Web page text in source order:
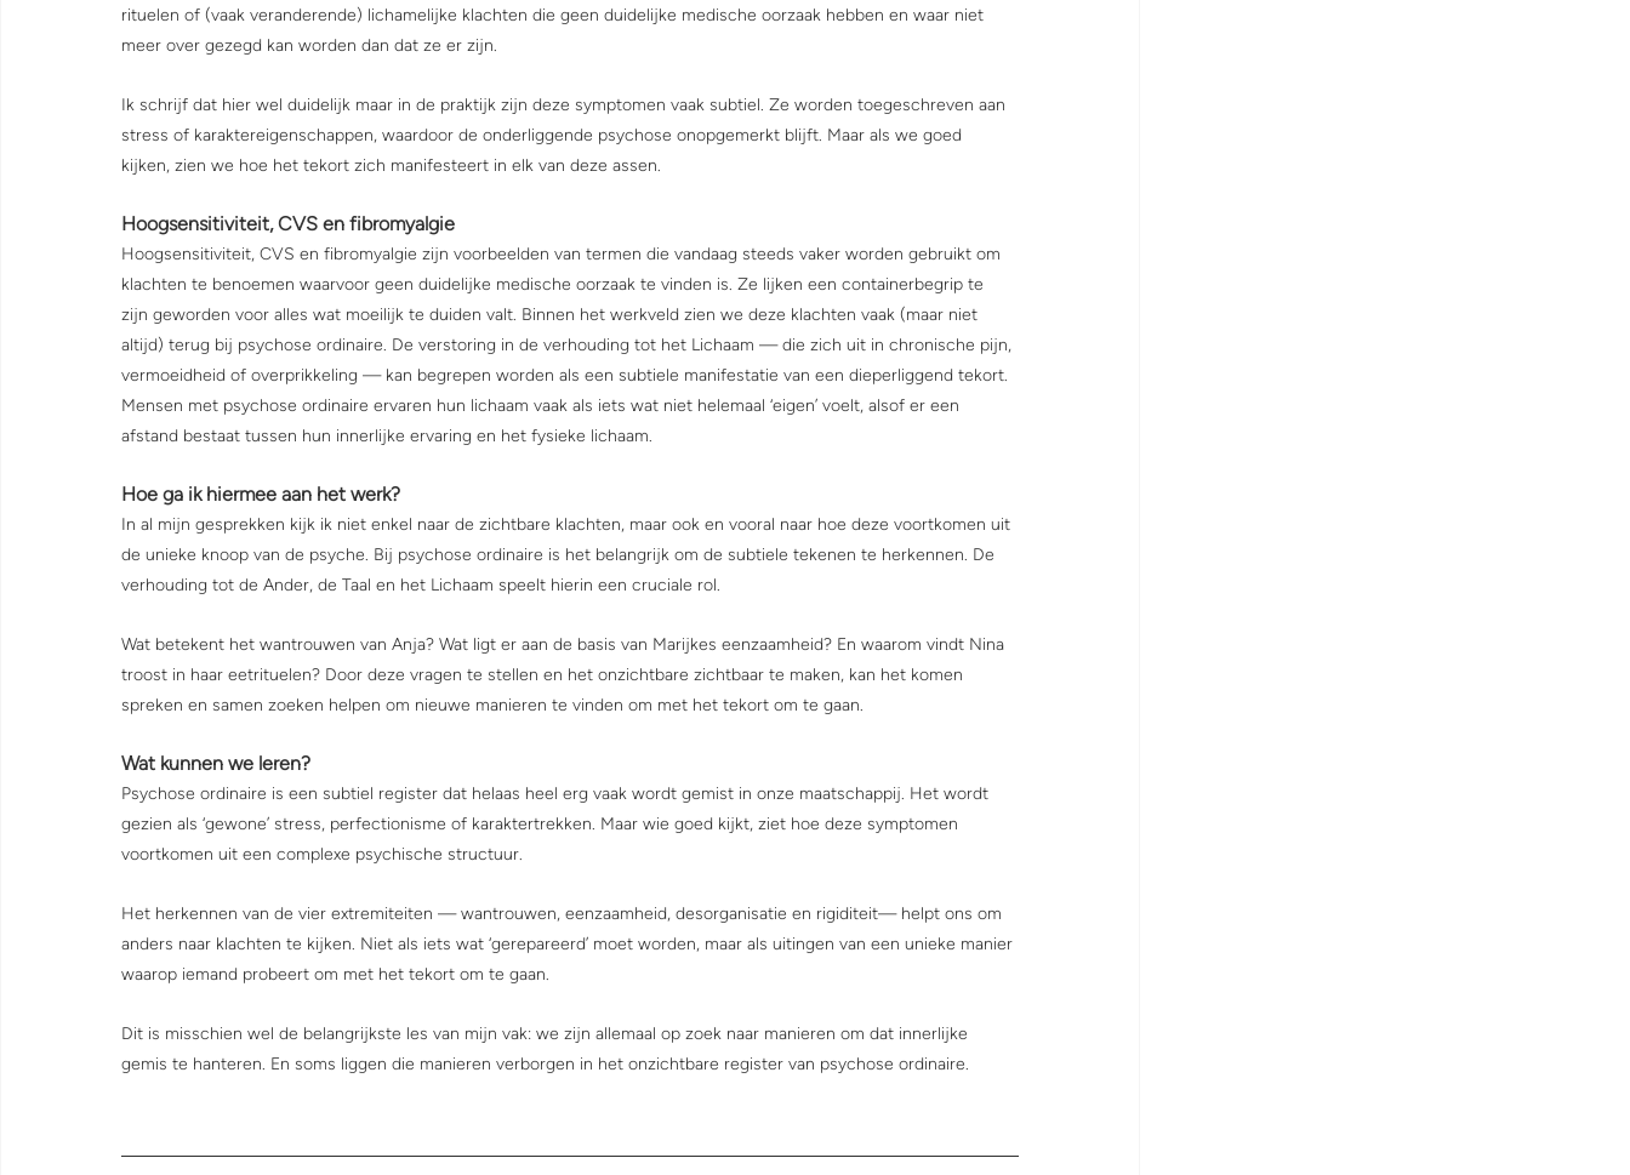
rituelen of (vaak veranderende) lichamelijke klachten die geen duidelijke medische oorzaak hebben en waar niet
meer over gezegd kan worden dan dat ze er zijn.
Ik schrijf dat hier wel duidelijk maar in de praktijk zijn deze symptomen vaak subtiel. Ze worden toegeschreven aan
stress of karaktereigenschappen, waardoor de onderliggende psychose onopgemerkt blijft. Maar als we goed
kijken, zien we hoe het tekort zich manifesteert in elk van deze assen.
Hoogsensitiviteit, CVS en fibromyalgie
Hoogsensitiviteit, CVS en fibromyalgie zijn voorbeelden van termen die vandaag steeds vaker worden gebruikt om
klachten te benoemen waarvoor geen duidelijke medische oorzaak te vinden is. Ze lijken een containerbegrip te
zijn geworden voor alles wat moeilijk te duiden valt. Binnen het werkveld zien we deze klachten vaak (maar niet
altijd) terug bij psychose ordinaire. De verstoring in de verhouding tot het Lichaam — die zich uit in chronische pijn,
vermoeidheid of overprikkeling — kan begrepen worden als een subtiele manifestatie van een dieperliggend tekort.
Mensen met psychose ordinaire ervaren hun lichaam vaak als iets wat niet helemaal ‘eigen’ voelt, alsof er een
afstand bestaat tussen hun innerlijke ervaring en het fysieke lichaam.
Hoe ga ik hiermee aan het werk?
In al mijn gesprekken kijk ik niet enkel naar de zichtbare klachten, maar ook en vooral naar hoe deze voortkomen uit
de unieke knoop van de psyche. Bij psychose ordinaire is het belangrijk om de subtiele tekenen te herkennen. De
verhouding tot de Ander, de Taal en het Lichaam speelt hierin een cruciale rol.
Wat betekent het wantrouwen van Anja? Wat ligt er aan de basis van Marijkes eenzaamheid? En waarom vindt Nina
troost in haar eetrituelen? Door deze vragen te stellen en het onzichtbare zichtbaar te maken, kan het komen
spreken en samen zoeken helpen om nieuwe manieren te vinden om met het tekort om te gaan.
Wat kunnen we leren?
Psychose ordinaire is een subtiel register dat helaas heel erg vaak wordt gemist in onze maatschappij. Het wordt
gezien als ‘gewone’ stress, perfectionisme of karaktertrekken. Maar wie goed kijkt, ziet hoe deze symptomen
voortkomen uit een complexe psychische structuur.
Het herkennen van de vier extremiteiten — wantrouwen, eenzaamheid, desorganisatie en rigiditeit— helpt ons om
anders naar klachten te kijken. Niet als iets wat ‘gerepareerd’ moet worden, maar als uitingen van een unieke manier
waarop iemand probeert om met het tekort om te gaan.
Dit is misschien wel de belangrijkste les van mijn vak: we zijn allemaal op zoek naar manieren om dat innerlijke
gemis te hanteren. En soms liggen die manieren verborgen in het onzichtbare register van psychose ordinaire.